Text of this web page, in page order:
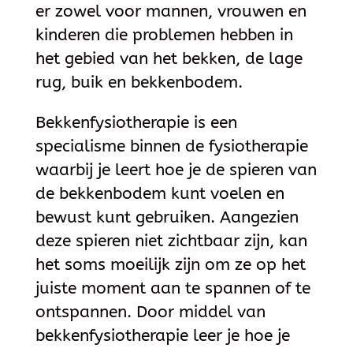
er zowel voor mannen, vrouwen en
kinderen die problemen hebben in
het gebied van het bekken, de lage
rug, buik en bekkenbodem.
Bekkenfysiotherapie is een
specialisme binnen de fysiotherapie
waarbij je leert hoe je de spieren van
de bekkenbodem kunt voelen en
bewust kunt gebruiken. Aangezien
deze spieren niet zichtbaar zijn, kan
het soms moeilijk zijn om ze op het
juiste moment aan te spannen of te
ontspannen. Door middel van
bekkenfysiotherapie leer je hoe je